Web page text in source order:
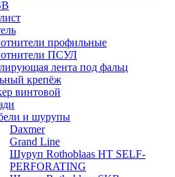
профильные
ПСУЛ
лента под фальц
крепёж
винтовой
и шурупы
Daxmer
Grand Line
Шуруп Rothoblaas HT SELF-
PERFORATING